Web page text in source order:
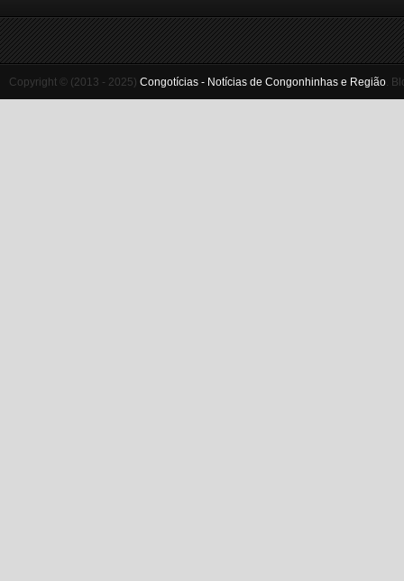
Copyright © (2013 - 2025) Congotícias - Notícias de Congonhinhas e Região.